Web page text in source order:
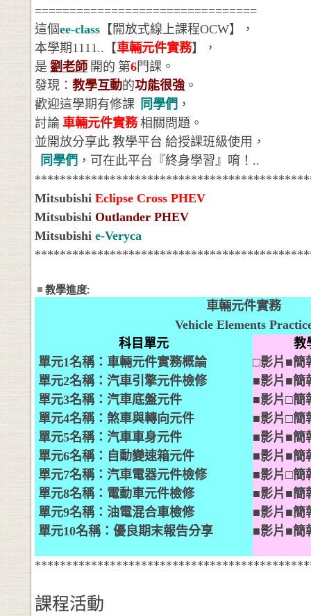
================================
這個ee-class 【開放式線上課程OCW】，
本學期1111.. 【車輛元件實務】，
是 劉老師 開的 第6門課。
發現： 教學互動的功能很強 。
歡迎這學期有修課 同學們 ，
討論 車輛元件實務 相關問題。
並開放分享此 教學平台 給授課班級使用，
同學們 ，可在此平台『終身學習』唷！ ..
Mitsubishi Eclipse Cross PHEV
Mitsubishi Outlander PHEV
Mitsubishi e-Veryca
教學進度:
車輛元件實務
Vehicle Elements
科目單元
教
單元1名稱： 車輛元件實務概論 □影片 ■簡
單元2名稱： 汽車引擎元件檢修 ■影片 ■簡
單元3名稱： 汽車底盤元件 ■影片□簡
單元4名稱：煞車與轉向 元件 ■影片□簡
單元5名稱： 汽車車身元件 ■影片 ■簡
單元6名稱： 自動變速箱元件 ■影片 ■簡
單元7名稱： 汽車電器元件檢修 ■影片□簡
單元8名稱： 電動車元件檢修 ■影片 ■簡
單元9名稱：油電混合車檢修 ■影片 ■簡
單元10名稱：優良期末報告分享 ■影片 ■簡
課程活動